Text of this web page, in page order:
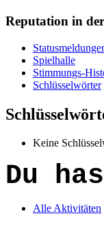
Reputation in
Spielhalle
Stimmungs-
Schlüsselwörter
Keine
Du
Alle Aktivitäten